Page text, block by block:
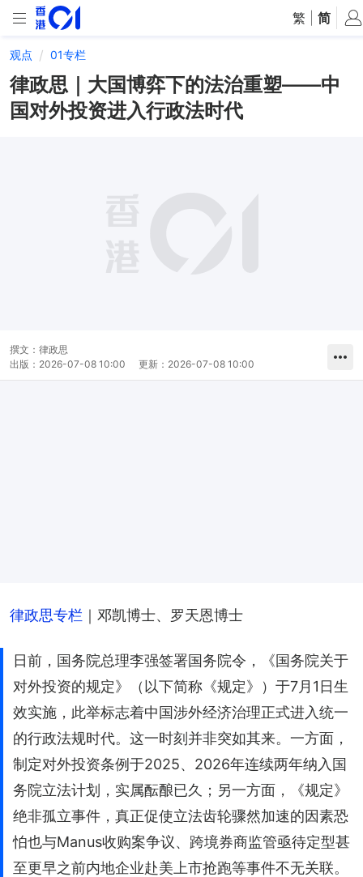
繁 简
观点 01专栏
律政思｜大国博弈下的法治重塑——中
国对外投资进入行政法时代
撰文： 律政思
出版： 2026-07-08 10:00 更新： 2026-07-08 10:00
律政思专栏 ｜邓凯博士、罗天恩博士
日前，国务院总理李强签署国务院令，《国务院关于
对外投资的规定》（以下简称《规定》）于7月1日生
效实施，此举标志着中国涉外经济治理正式进入统一
的行政法规时代。这一时刻并非突如其来。一方面，
制定对外投资条例于2025、2026年连续两年纳入国
务院立法计划，实属酝酿已久；另一方面，《规定》
绝非孤立事件，真正促使立法齿轮骤然加速的因素恐
怕也与Manus收购案争议、跨境券商监管亟待定型甚
至更早之前内地企业赴美上市抢跑等事件不无关联。